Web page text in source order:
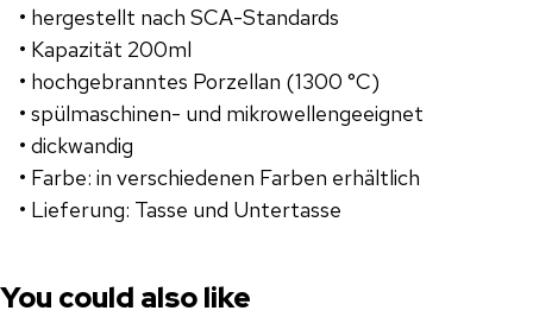
• hergestellt nach SCA-Standards
• Kapazität 200ml
• hochgebranntes Porzellan (1300 °C)
• spülmaschinen- und mikrowellengeeignet
• dickwandig
• Farbe: in verschiedenen Farben erhältlich
• Lieferung: Tasse und Untertasse
You could also like